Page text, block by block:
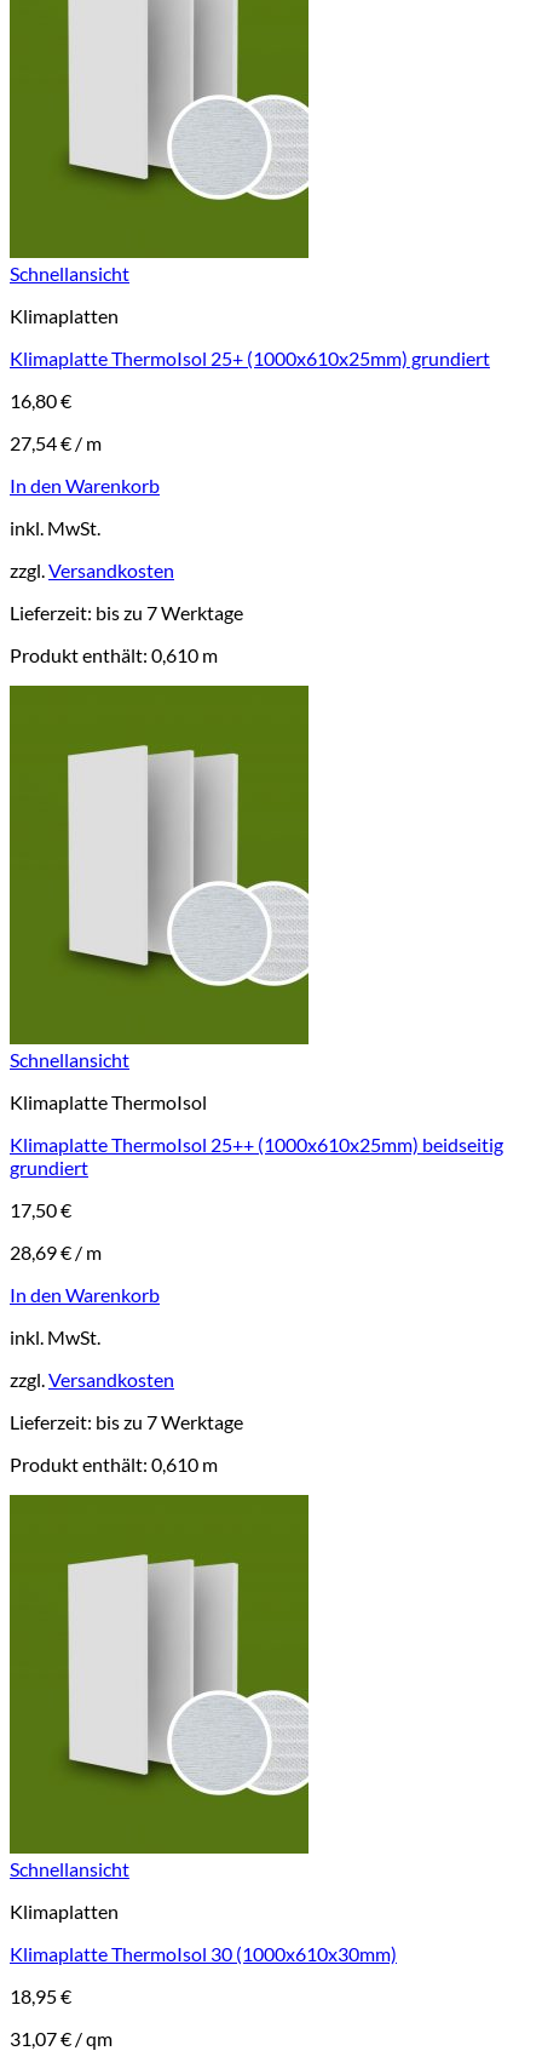
Schnellansicht
Klimaplatten
Klimaplatte ThermoIsol 25+ (1000x610x25mm) grundiert
16,80€
27,54€ / m
In den Warenkorb
inkl. MwSt.
zzgl.Versandkosten
Lieferzeit: bis zu 7 Werktage
Produkt enthält: 0,610 m
Schnellansicht
Klimaplatte ThermoIsol
Klimaplatte ThermoIsol 25++ (1000x610x25mm) beidseitig
grundiert
17,50€
28,69€ / m
In den Warenkorb
inkl. MwSt.
zzgl.Versandkosten
Lieferzeit: bis zu 7 Werktage
Produkt enthält: 0,610 m
Schnellansicht
Klimaplatten
Klimaplatte ThermoIsol 30 (1000x610x30mm)
18,95€
31,07€ /qm